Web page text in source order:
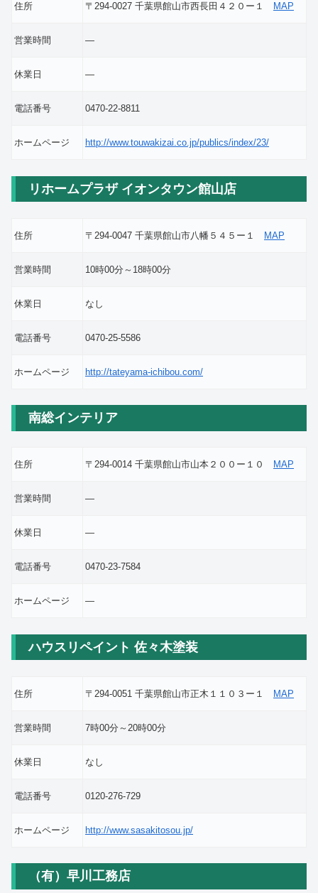
住所 〒294-0027 千葉県館山市西長田４２０ー１ MAP
営業時間 ―
休業日 ―
電話番号 0470-22-8811
ホームページ http://www.touwakizai.co.jp/publics/index/23/
リホームプラザ イオンタウン館山店
住所 〒294-0047 千葉県館山市八幡５４５ー１ MAP
営業時間 10時00分～18時00分
休業日 なし
電話番号 0470-25-5586
ホームページ http://tateyama-ichibou.com/
南総インテリア
住所 〒294-0014 千葉県館山市山本２００ー１０ MAP
営業時間 ―
休業日 ―
電話番号 0470-23-7584
ホームページ ―
ハウスリペイント 佐々木塗装
住所 〒294-0051 千葉県館山市正木１１０３ー１ MAP
営業時間 7時00分～20時00分
休業日 なし
電話番号 0120-276-729
ホームページ http://www.sasakitosou.jp/
（有）早川工務店